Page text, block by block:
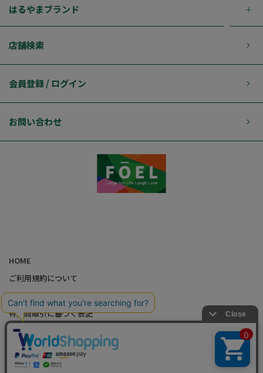
はるやまブランド
店舗検索
会員登録 / ログイン
お問い合わせ
HOME
ご利用規約について
個人情報の取り扱いについて
特定商取引に基づく表記
会社概要
カード会員（情報変更/ポイント照会）
お問い合わせ